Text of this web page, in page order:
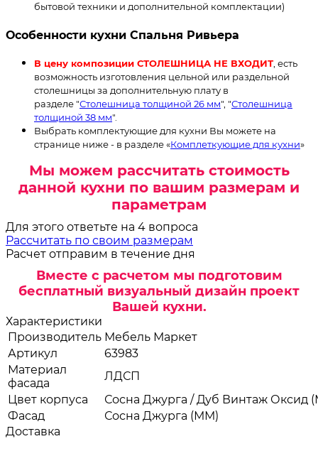
бытовой техники и дополнительной комплектации)
Особенности кухни Спальня Ривьера
В цену композиции СТОЛЕШНИЦА НЕ ВХОДИТ, есть
возможность изготовления цельной или раздельной
столешницы за дополнительную плату в
разделе "Столешница толщиной 26 мм", "Столешница
толщиной 38 мм".
Выбрать комплектующие для кухни Вы можете на
странице ниже - в разделе «Комплеткующие для кухни»
Мы можем рассчитать стоимость
данной кухни по вашим размерам и
параметрам
Для этого ответьте на 4 вопроса
Рассчитать по своим размерам
Расчет отправим в течение дня
Вместе с расчетом мы подготовим
бесплатный визуальный дизайн проект
Вашей кухни.
Характеристики
Производитель Мебель Маркет
Артикул
63983
Материал
фасада
ЛДСП
Цвет корпуса
Сосна Джурга / Дуб Винтаж Оксид
Фасад
Сосна Джурга (ММ)
Доставка